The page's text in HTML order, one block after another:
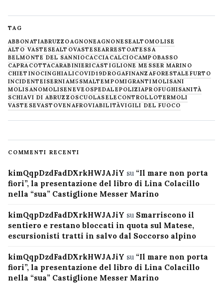
TAG
ABBONATIABRUZZOAGNONEAGNONESEALTOMOLISE
ALTO VASTESEALTOVASTESEARRESTOATESSA
BELMONTE DEL SANNIOCACCIA CALCIOCAMPOBASSO
CAPRACOTTACARABINIERICASTIGLIONE MESSER MARINO
CHIETINOCINGHIALICOVID19DROGAFINANZAFORESTALE FURTO
INCIDENTEISERNIAM5SMALTEMPOMIGRANTIMOLISANI
MOLISANOMOLISENEVE OSPEDALEPOLIZIAPROFUGHISANITÀ
SCHIAVI DI ABRUZZOSCUOLASELECONTROLLOTERMOLI
VASTESEVASTOVENAFROVIABILITÀVIGILI DEL FUOCO
COMMENTI RECENTI
kimQqpDzdFadDXrkHWJAJiY su “Il mare non porta
fiori”, la presentazione del libro di Lina Colacillo
nella “sua” Castiglione Messer Marino
kimQqpDzdFadDXrkHWJAJiY su Smarriscono il
sentiero e restano bloccati in quota sul Matese,
escursionisti tratti in salvo dal Soccorso alpino
kimQqpDzdFadDXrkHWJAJiY su “Il mare non porta
fiori”, la presentazione del libro di Lina Colacillo
nella “sua” Castiglione Messer Marino